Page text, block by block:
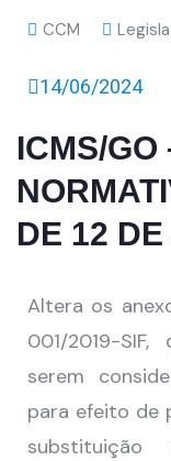
CCM
14/06/2024
ICMS/GO
DE 12
Altera os
001/2019-
serem
para efeito de
substituição